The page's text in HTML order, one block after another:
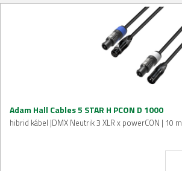
Adam Hall Cables 5 STAR H PCON D 1000
hibrid kábel |DMX Neutrik 3 XLR x powerCON | 10 m